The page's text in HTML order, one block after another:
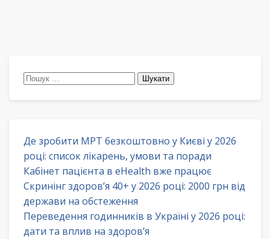
Пошук:
Де зробити МРТ безкоштовно у Києві у 2026
році: список лікарень, умови та поради
Кабінет пацієнта в eHealth вже працює
Скринінг здоров’я 40+ у 2026 році: 2000 грн від
держави на обстеження
Переведення годинників в Україні у 2026 році:
дати та вплив на здоров’я